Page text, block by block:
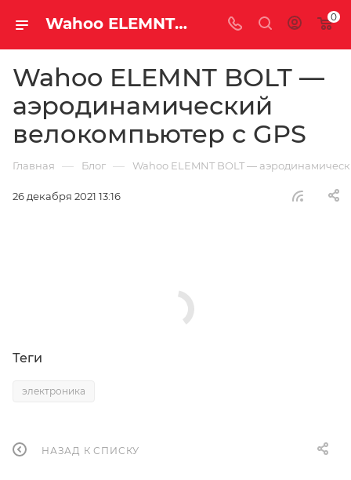
Wahoo ELEMNT BOLT — аэродинамический велокомпьютер с GPS | Блог | Магазин Велосаратов 0
Wahoo ELEMNT BOLT —
аэродинамический
велокомпьютер с GPS
Главная — Блог — Wahoo ELEMNT BOLT —
26 декабря 2021 13:16
Теги
электроника
НАЗАД К СПИСКУ